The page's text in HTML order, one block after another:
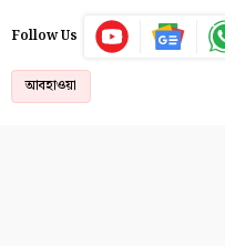
Follow Us
আবহাওয়া